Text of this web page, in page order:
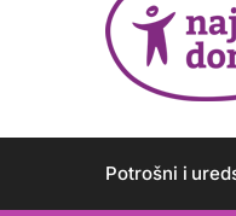
Potrošni i